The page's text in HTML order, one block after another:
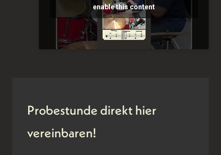
enable this content
Probestunde direkt hier
vereinbaren!